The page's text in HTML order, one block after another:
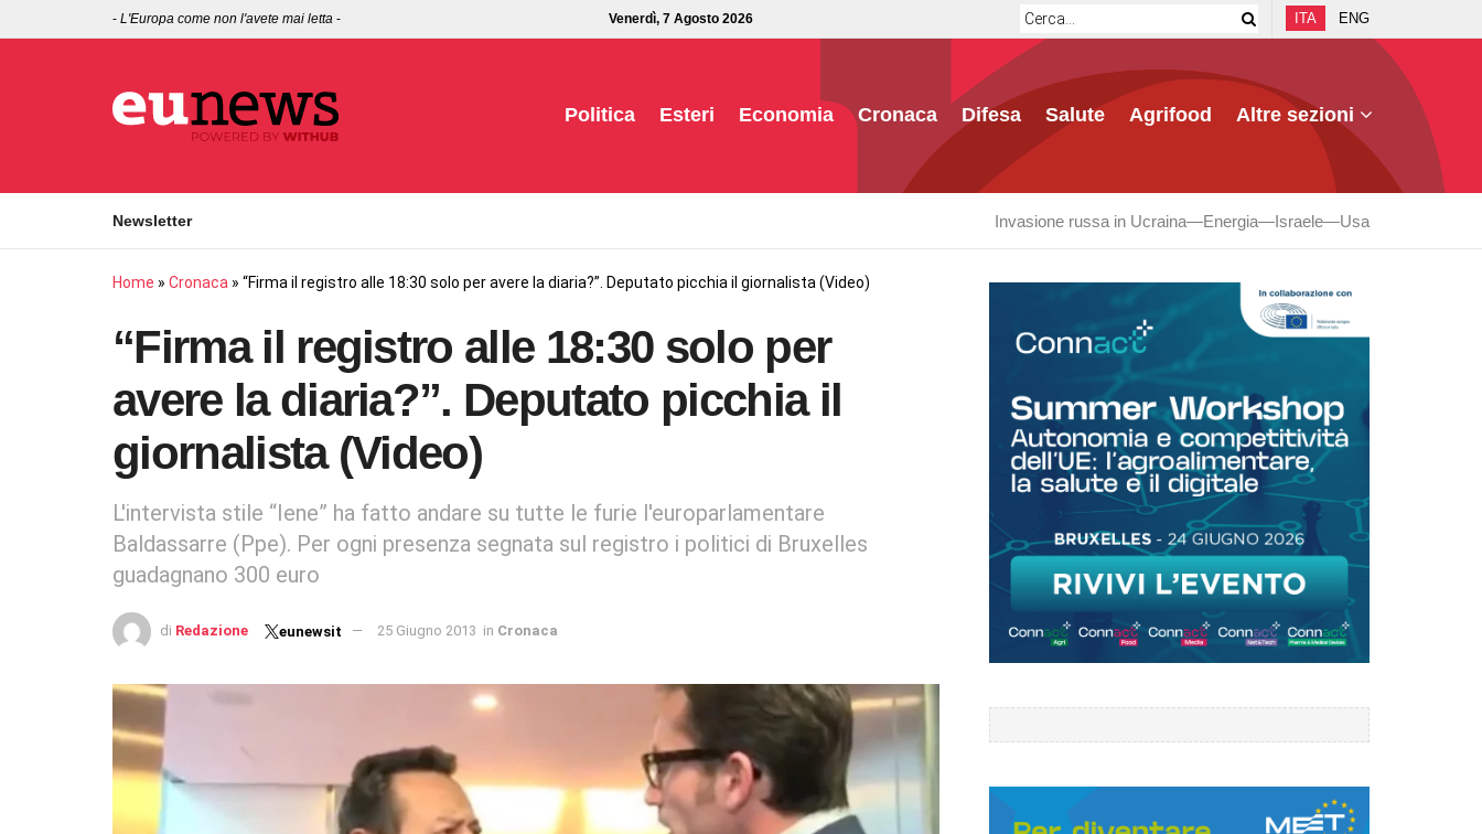
- L'Europa come non l'avete mai letta - Venerdì, 7 Agosto 2026 ITA ENG
Politica Esteri Economia Cronaca Difesa Salute Agrifood Altre sezioni
Newsletter Invasione russa in Ucraina Energia Israele Usa
Home » Cronaca » “Firma il registro alle 18:30 solo per avere la diaria?”. Deputato picchia il giornalista (Video)
“Firma il registro alle 18:30 solo per
avere la diaria?”. Deputato picchia il
giornalista (Video)
L'intervista stile “Iene” ha fatto andare su tutte le furie l'europarlamentare
Baldassarre (Ppe). Per ogni presenza segnata sul registro i politici di Bruxelles
guadagnano 300 euro
di Redazione eunewsit 25 Giugno 2013 in Cronaca